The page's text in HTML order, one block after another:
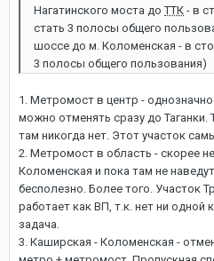
Нагатинского моста доТТК - в
стать 3 полосы общего
шоссе до м. Коломенская - в
3 полосы общего пользования)
1. Метромост в центр -
можно отменять сразу до Таганки.
там никогда нет. Этот участок
2. Метромост в область - скорее
Коломенская и пока там не
бесполезно. Более того. Участок
работает как ВП, т.к. нет ни
задача.
3. Каширская - Коломенская -